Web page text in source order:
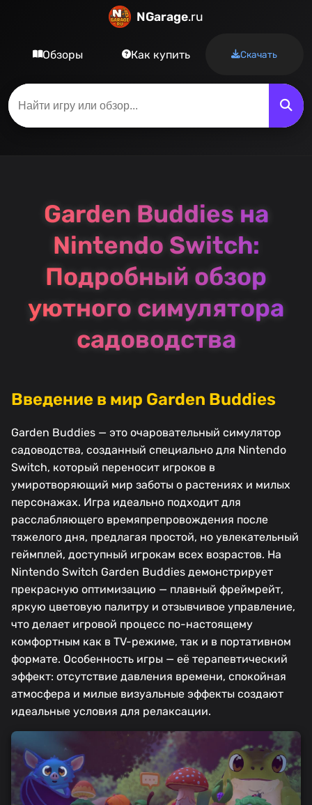
NGarage.ru
Обзоры Как купить Скачать
Garden Buddies на
Nintendo Switch:
Подробный обзор
уютного симулятора
садоводства
Введение в мир Garden Buddies
Garden Buddies — это очаровательный симулятор
садоводства, созданный специально для Nintendo
Switch, который переносит игроков в
умиротворяющий мир заботы о растениях и милых
персонажах. Игра идеально подходит для
расслабляющего времяпрепровождения после
тяжелого дня, предлагая простой, но увлекательный
геймплей, доступный игрокам всех возрастов. На
Nintendo Switch Garden Buddies демонстрирует
прекрасную оптимизацию — плавный фреймрейт,
яркую цветовую палитру и отзывчивое управление,
что делает игровой процесс по-настоящему
комфортным как в TV-режиме, так и в портативном
формате. Особенность игры — её терапевтический
эффект: отсутствие давления времени, спокойная
атмосфера и милые визуальные эффекты создают
идеальные условия для релаксации.